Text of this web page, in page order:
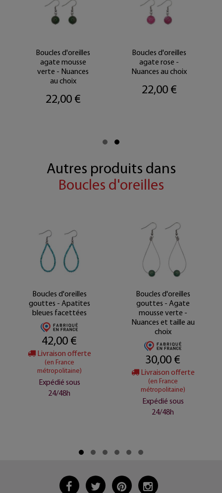
Boucles d'oreilles
agate mousse
verte - Nuances
au choix
22,00 €
Boucles d'oreilles
agate rose -
Nuances au choix
22,00 €
Autres produits dans
Boucles d'oreilles
Boucles d'oreilles
gouttes - Agate
mousse verte -
Nuances et taille au
choix
30,00 €
Livraison offerte
(en France
métropolitaine)
Boucles d'oreilles -
Améthiste violette
sur soie tressée
rose
35,00 €
Livraison offerte
(en France
métropolitaine)
Expédié sous
24/48h